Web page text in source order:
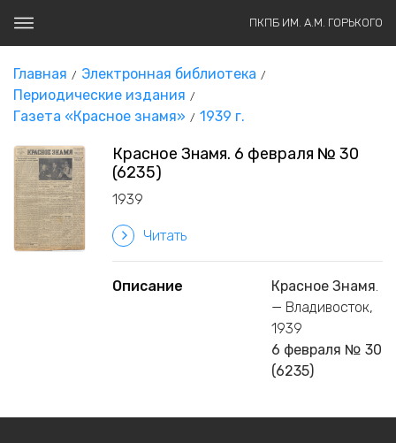
ПКПБ ИМ. А.М. ГОРЬКОГО
Главная
Электронная библиотека
Периодические издания
Газета «Красное знамя»
1939 г.
Красное Знамя. 6 февраля № 30
(6235)
1939
Читать
Описание Красное Знамя.
— Владивосток,
1939
6 февраля № 30
(6235)